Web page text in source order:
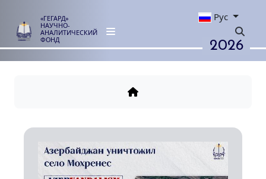
«ГЕГАРД»
НАУЧНО-
АНАЛИТИЧЕСКИЙ
ФОНД
Рус
2026